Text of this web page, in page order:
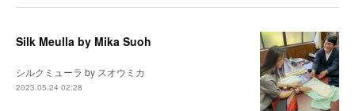
Silk Meulla by Mika Suoh
シルクミューラ by スオウミカ
2023.05.24 02:28